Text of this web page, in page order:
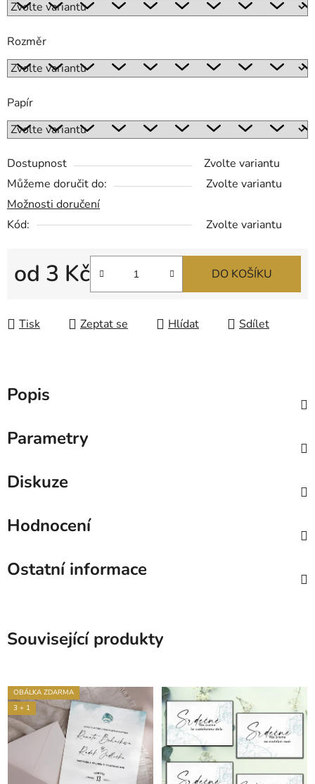
Rozměr
Papír
Dostupnost
Zvolte variantu
Můžeme doručit do:
Zvolte variantu
Možnosti doručení
Kód:
Zvolte variantu
od 3 Kč DO KOŠÍKU
Tisk Zeptat se Hlídat Sdílet
Popis
Parametry
Diskuze
Hodnocení
Ostatní informace
Související produkty
OBÁLKA ZDARMA
3 + 1